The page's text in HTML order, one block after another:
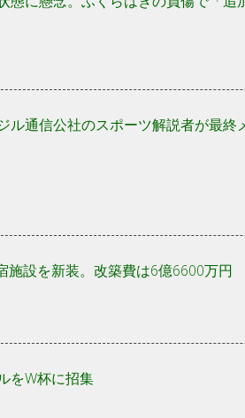
ル通信公社のスポーツ解説者が最終
施設を新装。改築費は6億6600万円
をW杯に招集